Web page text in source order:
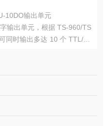
10DO输出单元
输出单元，根据 TS-960/TS
同时输出多达 10 个 TTL/LV
配的测量仪器、测试设备和